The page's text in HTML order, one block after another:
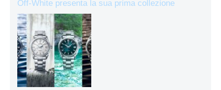
Off-White presenta la sua prima collezione